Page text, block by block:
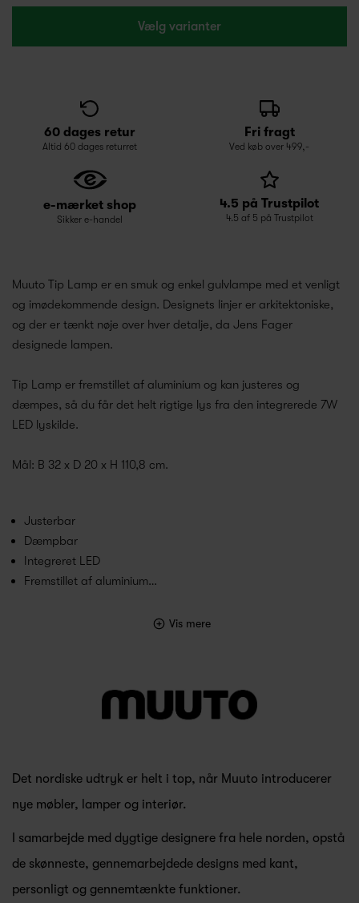
Vælg varianter
60 dages retur
Altid 60 dages returret
Fri fragt
Ved køb over 499,-
e-mærket shop
Sikker e-handel
4.5 på Trustpilot
4.5 af 5 på Trustpilot
Muuto Tip Lamp er en smuk og enkel gulvlampe med et venligt
og imødekommende design. Designets linjer er arkitektoniske,
og der er tænkt nøje over hver detalje, da Jens Fager
designede lampen.
Tip Lamp er fremstillet af aluminium og kan justeres og
dæmpes, så du får det helt rigtige lys fra den integrerede 7W
LED lyskilde.
Mål: B 32 x D 20 x H 110,8 cm.
Justerbar
Dæmpbar
Integreret LED
Fremstillet af aluminium…
Vis mere
Det nordiske udtryk er helt i top, når Muuto introducerer
nye møbler, lamper og interiør.
I samarbejde med dygtige designere fra hele norden, opstå
de skønneste, gennemarbejdede designs med kant,
personligt og gennemtænkte funktioner.